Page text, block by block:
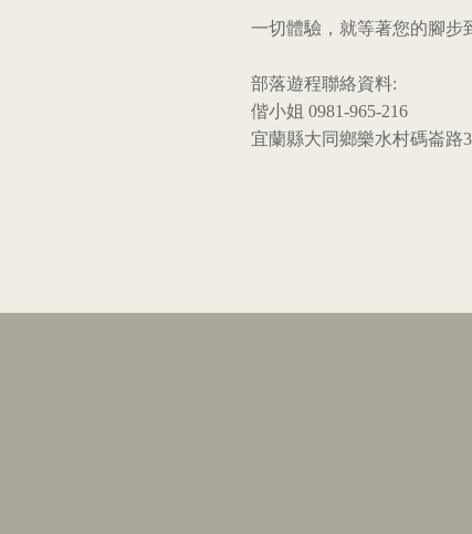
一切體驗，就等著您的腳步
部落遊程聯絡資料:
偕小姐 0981-965-216
宜蘭縣大同鄉樂水村碼崙路